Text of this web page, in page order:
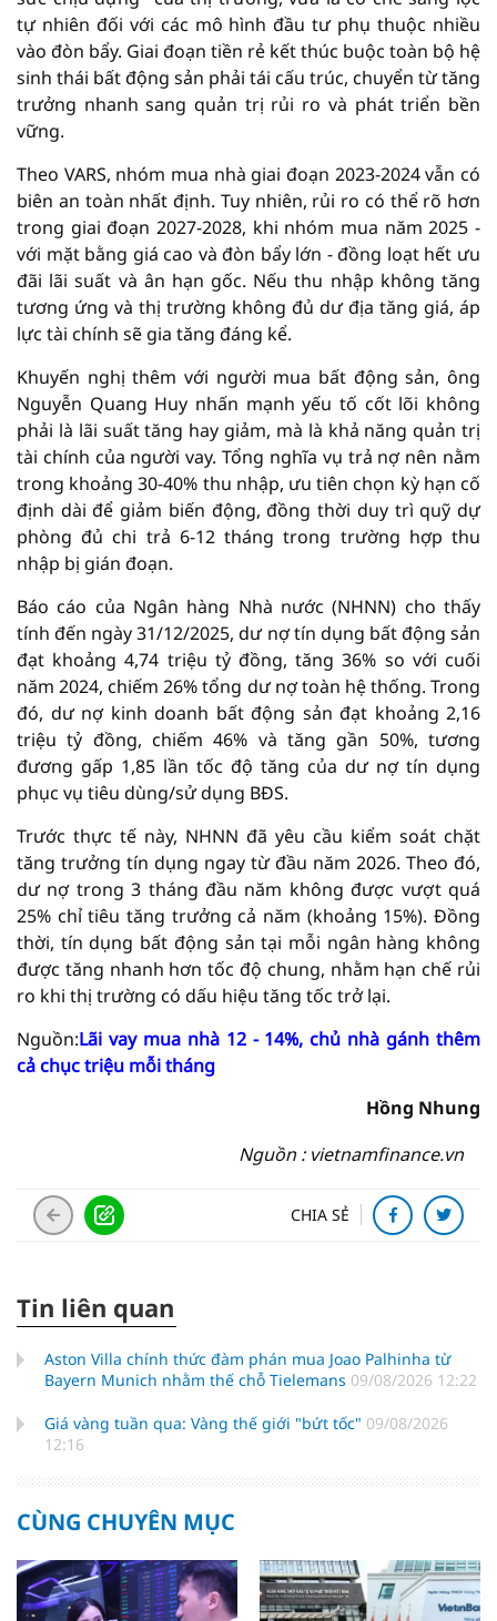
tự nhiên đối với các mô hình đầu tư phụ thuộc nhiều
vào đòn bẩy. Giai đoạn tiền rẻ kết thúc buộc toàn bộ hệ
sinh thái bất động sản phải tái cấu trúc, chuyển từ tăng
trưởng nhanh sang quản trị rủi ro và phát triển bền
vững.
Theo VARS, nhóm mua nhà giai đoạn 2023-2024 vẫn có
biên an toàn nhất định. Tuy nhiên, rủi ro có thể rõ hơn
trong giai đoạn 2027-2028, khi nhóm mua năm 2025 -
với mặt bằng giá cao và đòn bẩy lớn - đồng loạt hết ưu
đãi lãi suất và ân hạn gốc. Nếu thu nhập không tăng
tương ứng và thị trường không đủ dư địa tăng giá, áp
lực tài chính sẽ gia tăng đáng kể.
Khuyến nghị thêm với người mua bất động sản, ông
Nguyễn Quang Huy nhấn mạnh yếu tố cốt lõi không
phải là lãi suất tăng hay giảm, mà là khả năng quản trị
tài chính của người vay. Tổng nghĩa vụ trả nợ nên nằm
trong khoảng 30-40% thu nhập, ưu tiên chọn kỳ hạn cố
định dài để giảm biến động, đồng thời duy trì quỹ dự
phòng đủ chi trả 6-12 tháng trong trường hợp thu
nhập bị gián đoạn.
Báo cáo của Ngân hàng Nhà nước (NHNN) cho thấy
tính đến ngày 31/12/2025, dư nợ tín dụng bất động sản
đạt khoảng 4,74 triệu tỷ đồng, tăng 36% so với cuối
năm 2024, chiếm 26% tổng dư nợ toàn hệ thống. Trong
đó, dư nợ kinh doanh bất động sản đạt khoảng 2,16
triệu tỷ đồng, chiếm 46% và tăng gần 50%, tương
đương gấp 1,85 lần tốc độ tăng của dư nợ tín dụng
phục vụ tiêu dùng/sử dụng BĐS.
Trước thực tế này, NHNN đã yêu cầu kiểm soát chặt
tăng trưởng tín dụng ngay từ đầu năm 2026. Theo đó,
dư nợ trong 3 tháng đầu năm không được vượt quá
25% chỉ tiêu tăng trưởng cả năm (khoảng 15%). Đồng
thời, tín dụng bất động sản tại mỗi ngân hàng không
được tăng nhanh hơn tốc độ chung, nhằm hạn chế rủi
ro khi thị trường có dấu hiệu tăng tốc trở lại.
Nguồn:Lãi vay mua nhà 12 - 14%, chủ nhà gánh thêm
cả chục triệu mỗi tháng
Hồng Nhung
Nguồn : vietnamfinance.vn
CHIA SẺ
Tin liên quan
Aston Villa chính thức đàm phán mua Joao Palhinha từ
Bayern Munich nhằm thế chỗ Tielemans 09/08/2026 12:22
Giá vàng tuần qua: Vàng thế giới "bứt tốc" 09/08/2026
12:16
CÙNG CHUYÊN MỤC